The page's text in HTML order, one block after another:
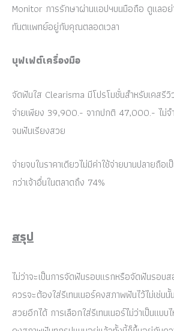
Monitor การรักษาผ่านแอปฯบนมือถือ ดูแลอย่
ทันตแพทย์อยู่กับคุณตลอดเวลา
บุฟเฟต์เครื่องมือ
จัดฟันใส Clearisma มีโปรโมชั่นสำหรับเคสรี
จ่ายเพียง 39,900.- จากปกติ 47,000.- ไม่จ
จนฟันเรียงสวย
จ่ายจบในราคาเดียวไม่มีค่าใช้จ่ายบานปลายถือ
กว่าเจ้าอื่นในตลาดถึง 74%
สรุป
ไม่ว่าจะเป็นการจัดฟันรอบแรกหรือจัดฟันรอบ
ควรจะต้องใส่รีเทนเนอร์คงสภาพฟันไว้ไม่เช่น
สวยอีกได้ การเลือกใส่รีเทนเนอร์ไม่ว่าเป็นแบ